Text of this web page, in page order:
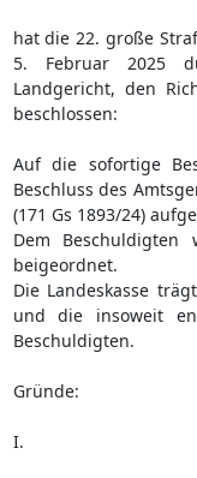
hat die 22. große
5. Februar 2025
Landgericht, den
beschlossen:
Auf die sofortige
Beschluss des
(171 Gs 1893/24)
Dem Beschuldigten
beigeordnet.
Die Landeskasse
und die insoweit
Beschuldigten.
Gründe:
I.